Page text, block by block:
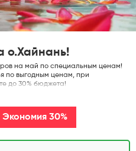
о.Хайнань!
на май по специальным ценам!
по выгодным ценам, при
до 30% бюджета!
Экономия 30%